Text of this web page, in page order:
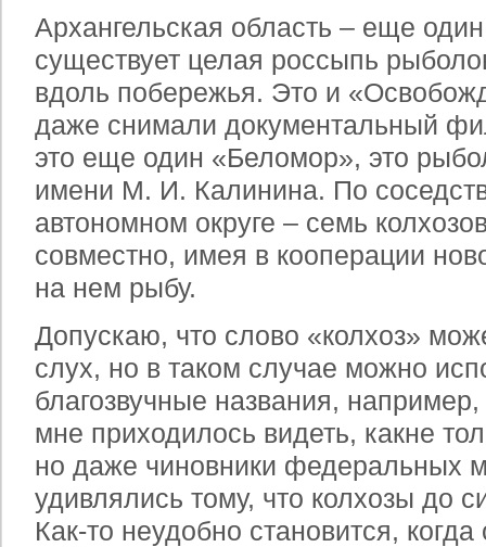
Архангельская область – еще
существует целая россыпь
вдоль побережья. Это и
даже снимали документальный
это еще один «Беломор», это
имени М. И. Калинина. По
автономном округе – семь
совместно, имея в кооперации
на нем рыбу.
Допускаю, что слово «колхоз»
слух, но в таком случае можно
благозвучные названия,
мне приходилось видеть, какне
но даже чиновники федеральных
удивлялись тому, что колхозы до
Как-то неудобно становится,